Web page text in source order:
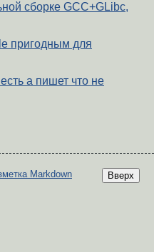
сборке GCC+GLibc,
пригодным для
а пишет что не
Вверх
Markdown